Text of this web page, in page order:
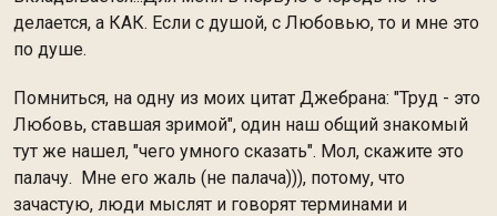
делается, а КАК. Если с душой, с Любовью, то и мне это
по душе.
Помниться, на одну из моих цитат Джебрана: "Труд - это
Любовь, ставшая зримой", один наш общий знакомый
тут же нашел, "чего умного сказать". Мол, скажите это
палачу. Мне его жаль (не палача))), потому, что
зачастую, люди мыслят и говорят терминами и